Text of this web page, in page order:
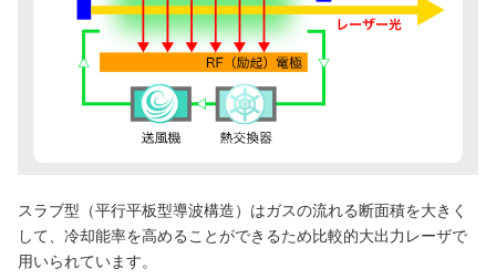
スラブ型（平行平板型導波構造）はガスの流れる断面積を大きく
して、冷却能率を高めることができるため比較的大出力レーザで
用いられています。